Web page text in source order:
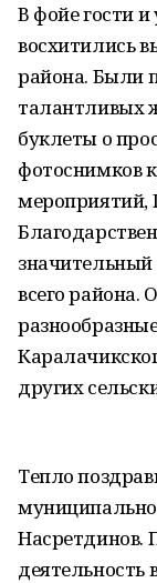
В фойе гости
восхитились
района. Были
талантливых
буклеты о
фотоснимков
значительный
всего района.
других
Тепло
Насретдинов.
деятельность